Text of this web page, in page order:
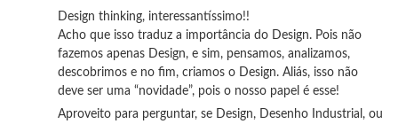
Design thinking, interessantíssimo!!
Acho que isso traduz a importância do Design. Pois não
fazemos apenas Design, e sim, pensamos, analizamos,
descobrimos e no fim, criamos o Design. Aliás, isso não
deve ser uma “novidade”, pois o nosso papel é esse!
Aproveito para perguntar, se Design, Desenho Industrial, ou